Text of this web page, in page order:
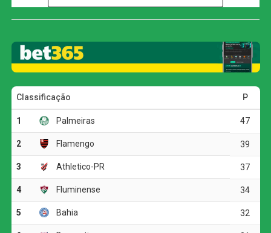
permanece na oitava colocação, três atrás do Bahia, que
O jogo
A primeira etapa foi marcada pelo equilíbrio e pela forte
disputa física. As duas equipes encontraram dificuldades
para construir jogadas ofensivas, e as chances claras
foram raras.
A melhor oportunidade antes do intervalo foi do
Corinthians. Aos 23 minutos, Allan fez um cruzamento
preciso para Matheuzinho, que cabeceou com força, mas
O ritmo aumentou no segundo tempo, e o Corinthians